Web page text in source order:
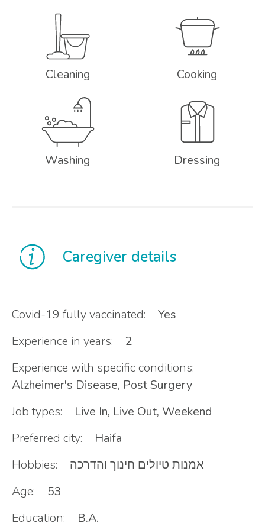
Cleaning Cooking
Washing Dressing
Caregiver details
Covid-19 fully vaccinated:
Yes
Experience in years:
2
Experience with specific conditions:
Alzheimer's Disease, Post Surgery
Job types:
Live In, Live Out, Weekend
Preferred city:
Haifa
Hobbies:
אמנות טיולים חינוך והדרכה
Age:
53
Education:
B.A.